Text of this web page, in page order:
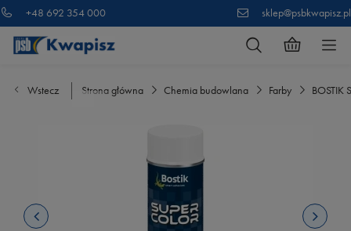
+48 692 354 000 sklep@psbkwapisz.pl
Wstecz Strona główna Chemia budowlana Farby BOSTIK